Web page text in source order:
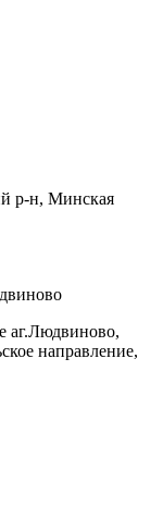
р-н, Минская
аг.Людвиново,
направление,